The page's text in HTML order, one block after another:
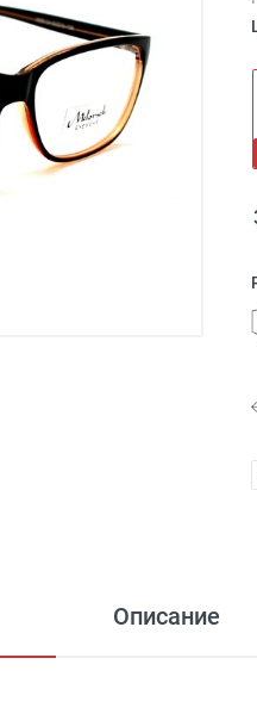
Описание